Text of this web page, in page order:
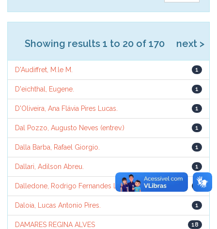
Showing results 1 to 20 of 170 next >
D'Audiffret, M.le M. 1
D'eichthal, Eugene. 1
D'Oliveira, Ana Flávia Pires Lucas. 1
Dal Pozzo, Augusto Neves (entrev.) 1
Dalla Barba, Rafael Giorgio. 1
Dallari, Adilson Abreu. 1
Dalledone, Rodrigo Fernandes Lima. 1
Daloia, Lucas Antonio Pires. 1
DAMARES REGINA ALVES 18